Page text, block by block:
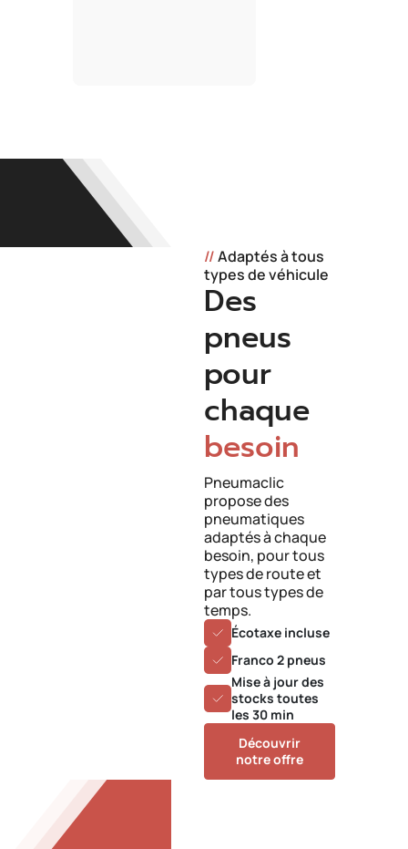
//Adaptés à tous
types de véhicule
Des
pneus
pour
chaque
besoin
Pneumaclic
propose des
pneumatiques
adaptés à chaque
besoin, pour tous
types de route et
par tous types de
temps.
Écotaxe incluse
Franco 2 pneus
Mise à jour des
stocks toutes
les 30 min
Découvrir
notre offre